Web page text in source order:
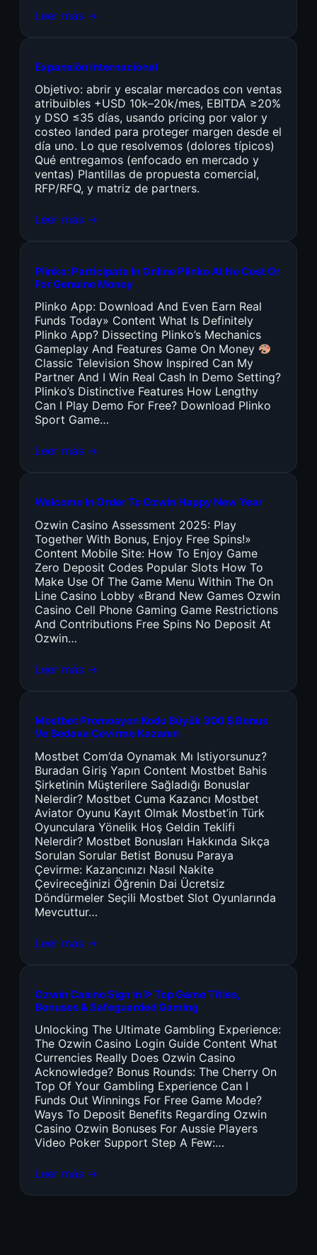
Leer más →
Expansión Internacional
Objetivo: abrir y escalar mercados con ventas
atribuibles +USD 10k–20k/mes, EBITDA ≥20%
y DSO ≤35 días, usando pricing por valor y
costeo landed para proteger margen desde el
día uno. Lo que resolvemos (dolores típicos)
Qué entregamos (enfocado en mercado y
ventas) Plantillas de propuesta comercial,
RFP/RFQ, y matriz de partners.
Leer más →
Plinko: Participate In Online Plinko At No Cost Or
For Genuine Money
Plinko App: Download And Even Earn Real
Funds Today» Content What Is Definitely
Plinko App? Dissecting Plinko’s Mechanics
Gameplay And Features Game On Money
Classic Television Show Inspired Can My
Partner And I Win Real Cash In Demo Setting?
Plinko’s Distinctive Features How Lengthy
Can I Play Demo For Free? Download Plinko
Sport Game…
Leer más →
Welcome In Order To Ozwin Happy New Year
Ozwin Casino Assessment 2025: Play
Together With Bonus, Enjoy Free Spins!»
Content Mobile Site: How To Enjoy Game
Zero Deposit Codes Popular Slots How To
Make Use Of The Game Menu Within The On
Line Casino Lobby «Brand New Games Ozwin
Casino Cell Phone Gaming Game Restrictions
And Contributions Free Spins No Deposit At
Ozwin…
Leer más →
Mostbet Promosyon Kodu Büyük 300 $ Bonus
Ve Bedava Çevirme Kazanın
Mostbet Com’da Oynamak Mı Istiyorsunuz?
Buradan Giriş Yapın Content Mostbet Bahis
Şirketinin Müşterilere Sağladığı Bonuslar
Nelerdir? Mostbet Cuma Kazancı Mostbet
Aviator Oyunu Kayıt Olmak Mostbet’in Türk
Oyunculara Yönelik Hoş Geldin Teklifi
Nelerdir? Mostbet Bonusları Hakkında Sıkça
Sorulan Sorular Betist Bonusu Paraya
Çevirme: Kazancınızı Nasıl Nakite
Çevireceğinizi Öğrenin Dai Ücretsiz
Döndürmeler Seçili Mostbet Slot Oyunlarında
Mevcuttur…
Leer más →
Ozwin Casino Sign In ᐉ Top Game Titles,
Bonuses & Safeguarded Gaming
Unlocking The Ultimate Gambling Experience:
The Ozwin Casino Login Guide Content What
Currencies Really Does Ozwin Casino
Acknowledge? Bonus Rounds: The Cherry On
Top Of Your Gambling Experience Can I
Funds Out Winnings For Free Game Mode?
Ways To Deposit Benefits Regarding Ozwin
Casino Ozwin Bonuses For Aussie Players
Video Poker Support Step A Few:…
Leer más →